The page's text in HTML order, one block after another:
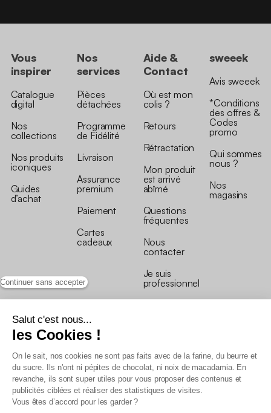
Continuer sans accepter
Salut c'est nous...
les Cookies !
On le sait, nos cookies ne sont pas faits avec de la farine, du beurre et
du sucre. Ils n’ont ni pépites de chocolat, ni noix de macadamia. En
revanche, ils sont super utiles pour vous proposer des contenus et
publicités ciblées et réaliser des statistiques de visites.
Vous êtes d’accord pour les garder ?
Vous
inspirer
Catalogue
digital
Nos
collections
Nos produits
iconiques
Guides
d’achat
Nos
services
Pièces
détachées
Programme
de Fidélité
Livraison
Assurance
premium
Paiement
Cartes
cadeaux
Aide &
Contact
Où est mon
colis ?
Retours
Rétractation
Mon produit
est arrivé
abîmé
Questions
fréquentes
Nous
contacter
Je suis
professionnel
sweeek
Avis sweeek
*Conditions
des offres &
Codes
promo
Qui sommes
nous ?
Nos
magasins
Conditions générales de vente
Conditions générales du programme de fidélité
Charte de données personnelles
Conditions générales de vente Pro
Déclaration d’accessibilité